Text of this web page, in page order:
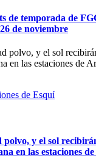
de temporada de
de noviembre
de Esquí
y el sol
en las estaciones